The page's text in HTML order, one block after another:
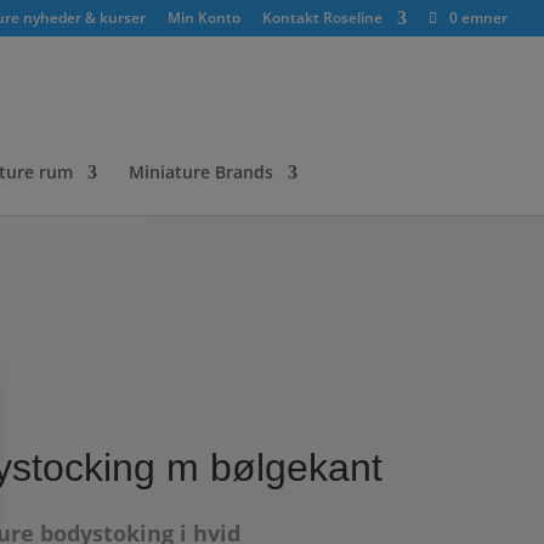
nyheder & kurser Min Konto Kontakt Roseline 0 emner
rum Miniature Brands
m bølgekant
bodystoking i hvid